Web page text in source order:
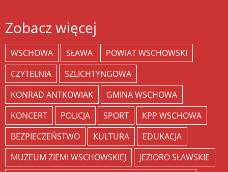
Zobacz więcej
WSCHOWA SŁAWA
POWIAT WSCHOWSKI
CZYTELNIA
SZLICHTYNGOWA
KONRAD ANTKOWIAK
GMINA WSCHOWA
KONCERT
POLICJA SPORT
KPP WSCHOWA
BEZPIECZEŃSTWO
KULTURA
EDUKACJA
MUZEUM ZIEMI WSCHOWSKIEJ
JEZIORO SŁAWSKIE